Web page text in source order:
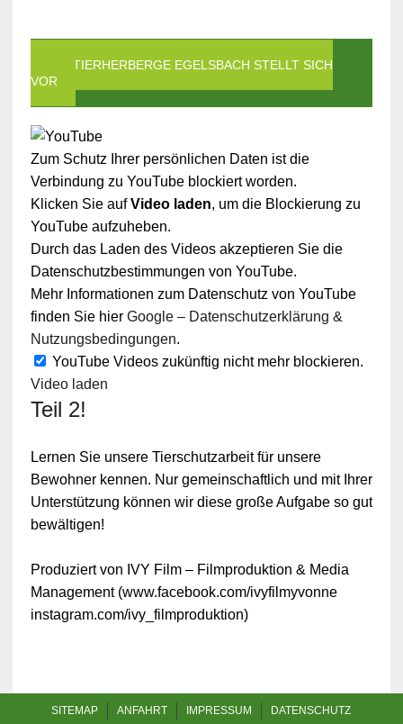
DIE TIERHERBERGE EGELSBACH STELLT SICH
VOR
Zum Schutz Ihrer persönlichen Daten ist die
Verbindung zu YouTube blockiert worden.
Klicken Sie aufVideo laden, um die Blockierung zu
YouTube aufzuheben.
Durch das Laden des Videos akzeptieren Sie die
Datenschutzbestimmungen von YouTube.
Mehr Informationen zum Datenschutz von YouTube
finden Sie hier Google – Datenschutzerklärung &
Nutzungsbedingungen.
YouTube Videos zukünftig nicht mehr blockieren.
Video laden
Teil 2!
Lernen Sie unsere Tierschutzarbeit für unsere
Bewohner kennen. Nur gemeinschaftlich und mit Ihrer
Unterstützung können wir diese große Aufgabe so gut
bewältigen!
Produziert von IVY Film – Filmproduktion & Media
Management (www.facebook.com/ivyfilmyvonne
instagram.com/ivy_filmproduktion)
SITEMAP ANFAHRT IMPRESSUM DATENSCHUTZ